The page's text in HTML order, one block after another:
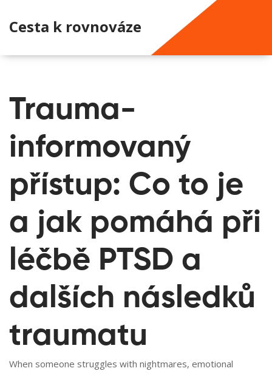
Cesta k rovnováze
Trauma-
informovaný
přístup: Co to je
a jak pomáhá při
léčbě PTSD a
dalších následků
traumatu
When someone struggles with nightmares, emotional